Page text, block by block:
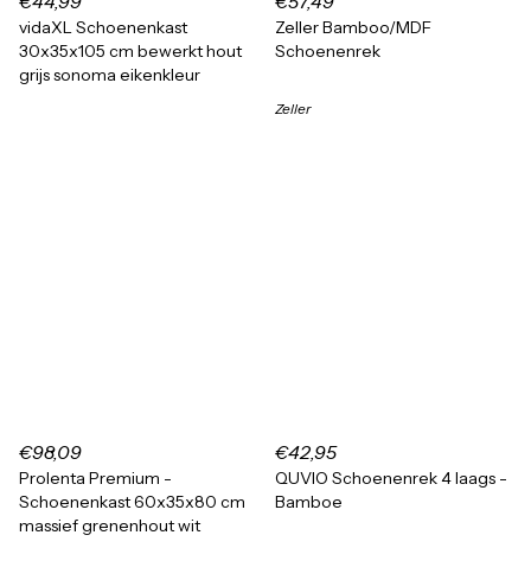
vidaXL Schoenenkast
30x35x105 cm bewerkt hout
grijs sonoma eikenkleur
Zeller Bamboo/MDF
Schoenenrek
Zeller
€98,09
Prolenta Premium -
Schoenenkast 60x35x80 cm
massief grenenhout wit
€42,95
QUVIO Schoenenrek 4 laags -
Bamboe